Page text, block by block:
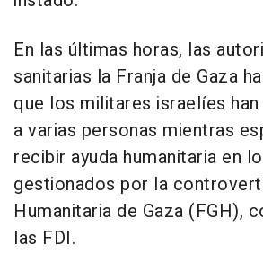
En las últimas horas, las
sanitarias la Franja de Gaza
que los militares israelíes
a varias personas mientras
recibir ayuda humanitaria en
gestionados por la
Humanitaria de Gaza (FGH),
las FDI.